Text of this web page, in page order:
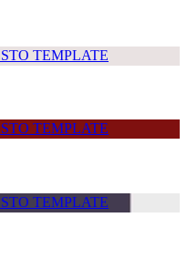
TEMPLATE
TEMPLATE
TEMPLATE